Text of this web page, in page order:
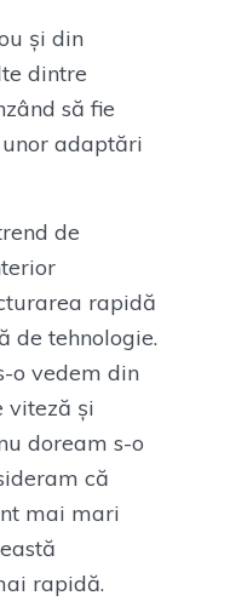
și din
dintre
să fie
adaptări
de
rapidă
de tehnologie.
o vedem din
viteză și
doream s-o
că
mai mari
rapidă.